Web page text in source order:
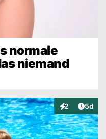
normale
niemand
2
Interaktionen
5d